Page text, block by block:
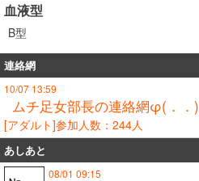
血液型
B型
連絡網
10/07 13:59
ムチ足女部長の連絡網φ(．．)
[アダルト]参加人数：244人
あしあと
08/01 09:15